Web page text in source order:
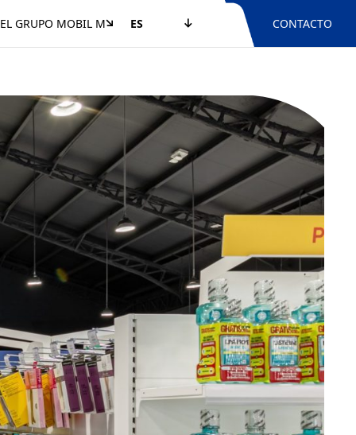
EL GRUPO MOBIL M ES CONTACTO